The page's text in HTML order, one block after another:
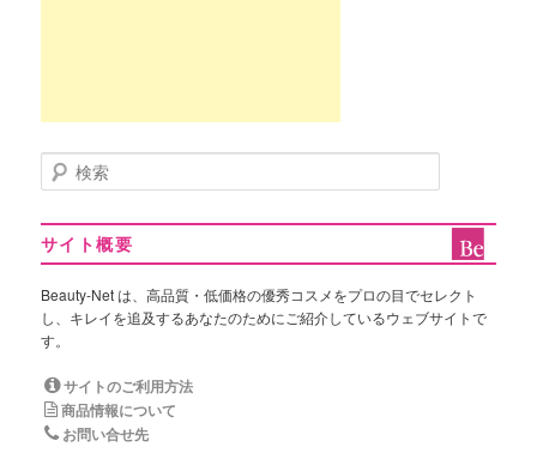
検
索
サイト概要
Beauty-Net は、高品質・低価格の優秀コスメをプロの目でセレクト
し、キレイを追及するあなたのためにご紹介しているウェブサイトで
す。
サイトのご利用方法
商品情報について
お問い合せ先